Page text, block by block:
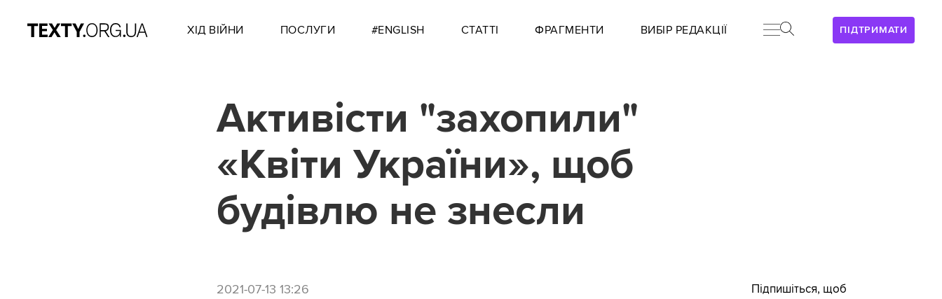
ПІДТРИМАТИ
ХІД ВІЙНИ ПОСЛУГИ #ENGLISH СТАТТІ ФРАГМЕНТИ ВИБІР РЕДАКЦІЇ
Активісти "захопили"
«Квіти України», щоб
будівлю не знесли
2021-07-13 13:26
Підпишіться, щоб